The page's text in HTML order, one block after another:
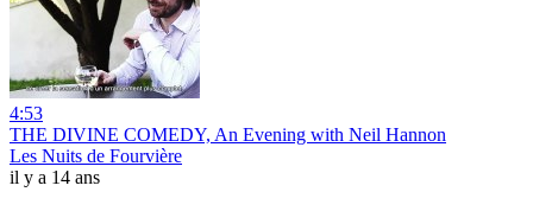
4:53
THE DIVINE COMEDY, An Evening with Neil Hannon
Les Nuits de Fourvière
il y a 14 ans